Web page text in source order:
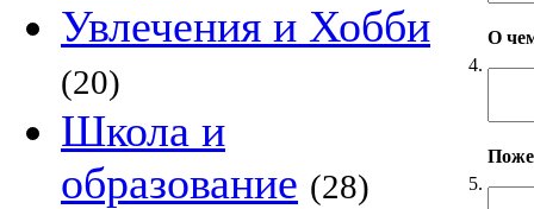
Увлечения и Хобби
(20)
Школа и
образование (28)
4.
О
5.